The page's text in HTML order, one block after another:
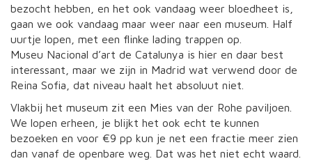
bezocht hebben, en het ook vandaag weer bloedheet is,
gaan we ook vandaag maar weer naar een museum. Half
uurtje lopen, met een flinke lading trappen op.
Museu Nacional d’art de Catalunya is hier en daar best
interessant, maar we zijn in Madrid wat verwend door de
Reina Sofia, dat niveau haalt het absoluut niet.
Vlakbij het museum zit een Mies van der Rohe paviljoen.
We lopen erheen, je blijkt het ook echt te kunnen
bezoeken en voor €9 pp kun je net een fractie meer zien
dan vanaf de openbare weg. Dat was het niet echt waard.